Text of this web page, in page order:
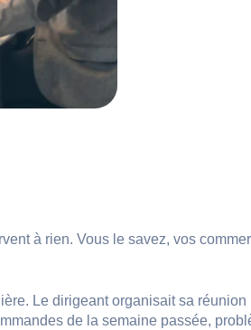
à rien. Vous le savez, vos
Le dirigeant organisait sa
de la semaine passée,